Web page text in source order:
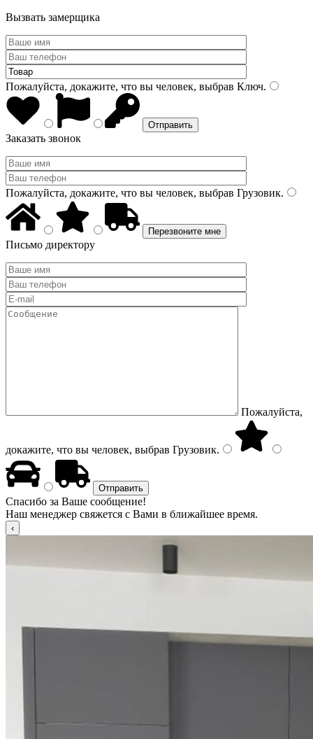
Вызвать замерщика
Пожалуйста, докажите, что вы человек, выбрав Ключ.
Заказать звонок
Пожалуйста, докажите, что вы человек, выбрав Грузовик.
Письмо директору
Пожалуйста,
докажите, что вы человек, выбрав Грузовик.
Спасибо за Ваше сообщение!
Наш менеджер свяжется с Вами в ближайшее время.